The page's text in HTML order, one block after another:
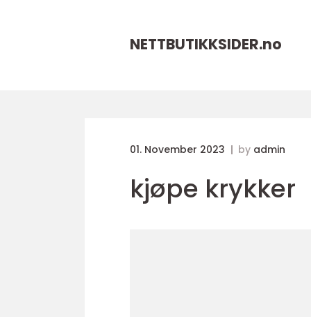
NETTBUTIKKSIDER.no
01. November 2023 by admin
kjøpe krykker